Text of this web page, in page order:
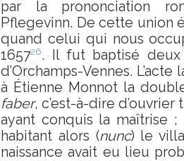
par la prononciation
Pflegevinn. De cette union
quand celui qui nous
165726. Il fut baptisé deux
d’Orchamps-Vennes.
à Étienne Monnot la
faber, c’est-à-dire
ayant conquis la maîtrise
habitant alors (nunc) le
naissance avait eu lieu